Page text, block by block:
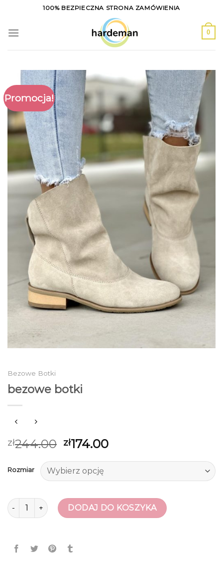
content
100% BEZPIECZNA STRONA ZAMÓWIENIA
0
Promocja!
Bezowe Botki
bezowe botki
zł244.00 zł174.00
Rozmiar
ilość bezowe botkiDODAJ DO KOSZYKA